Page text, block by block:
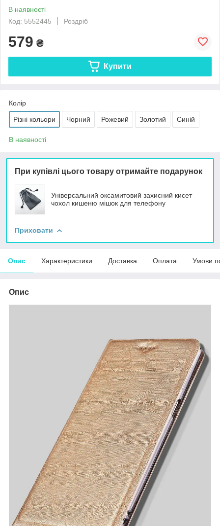
В наявності
Код: 5552445
Роздріб
579 ₴
Купити
Колір
Різні кольори Чорний Рожевий Золотий Синій
В наявності
При купівлі цього товару отримайте подарунок
Універсальний оксамитовий захисний кисет
чохол кишеню мішок для телефону
Приховати
Опис Характеристики Доставка Оплата Умови
Опис